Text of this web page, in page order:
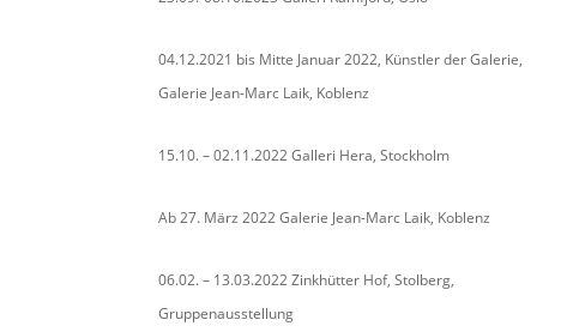
04.12.2021 bis Mitte Januar 2022, Künstler der Galerie,
Galerie Jean-Marc Laik, Koblenz
15.10. – 02.11.2022 Galleri Hera, Stockholm
Ab 27. März 2022 Galerie Jean-Marc Laik, Koblenz
06.02. – 13.03.2022 Zinkhütter Hof, Stolberg,
Gruppenausstellung